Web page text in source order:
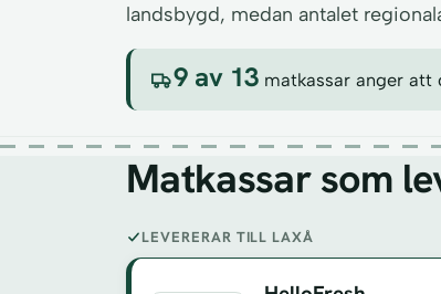
landsbygd, medan antalet
9 av 13 matkassar anger att
Matkassar som
LEVERERAR TILL LAXÅ